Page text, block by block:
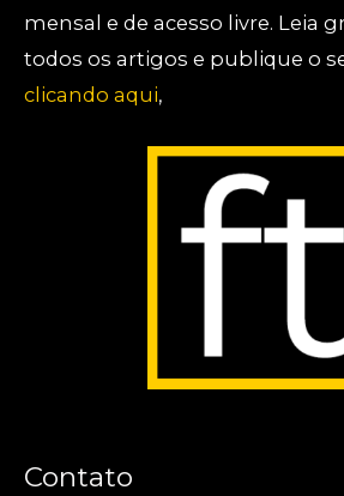
mensal e de acesso livre. Leia
todos os artigos e publique o
clicando aqui,
Contato